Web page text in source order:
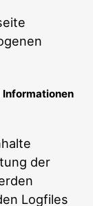
Informationen
der
Logfiles